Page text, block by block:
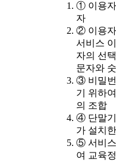
① 이용자
자
② 이용자
서비스
자의 선
문자와
③ 비밀번
기 위하
의 조합
④ 단말기
가 설치
⑤ 서비스
여 교육